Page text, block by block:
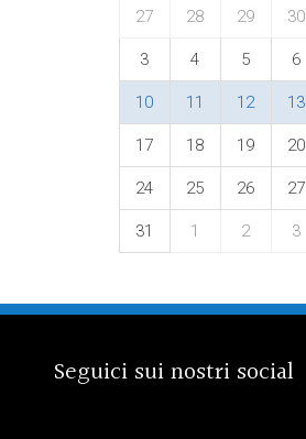
27 28 29 30
3 4 5 6
10 11 12 13
17 18 19 20
24 25 26 27
31 1 2 3
Seguici sui nostri social